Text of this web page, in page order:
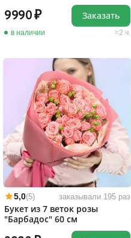
9990
в наличии 2 ч.
Заказать
5,0(5) заказывали 195 раз
Букет из 7 веток розы
"Барбадос" 60 см